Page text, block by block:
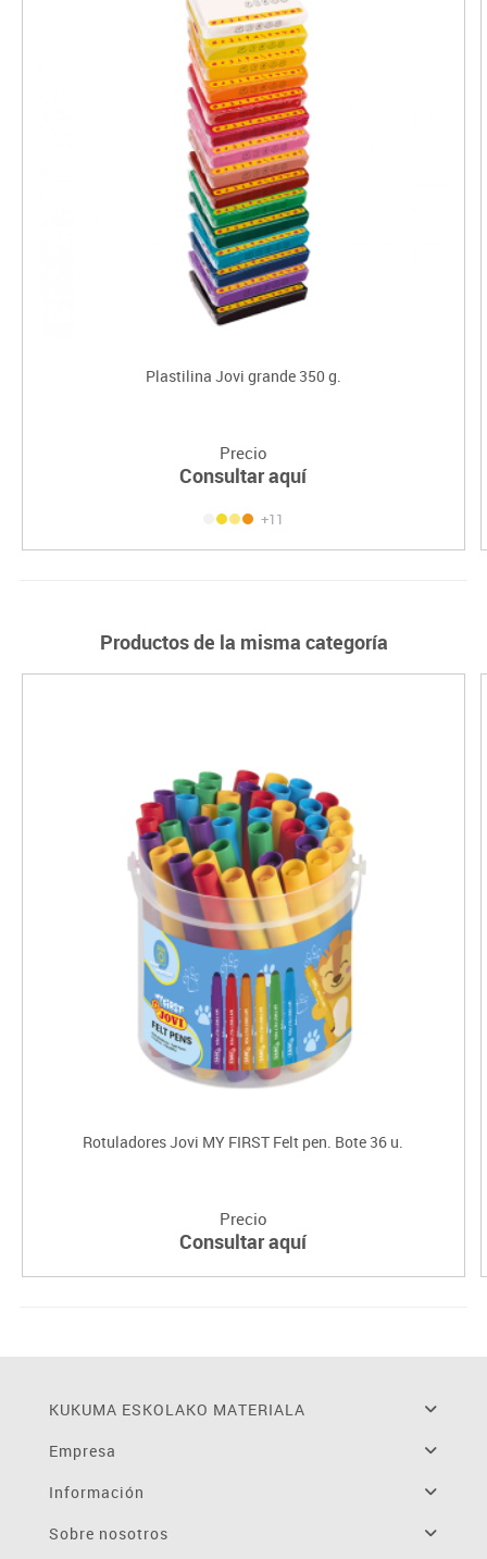
Plastilina Jovi grande 350 g.
Precio
Consultar aquí
+11
Productos de la misma categoría
Rotuladores Jovi MY FIRST Felt pen. Bote 36 u.
Precio
Consultar aquí
KUKUMA ESKOLAKO MATERIALA
Empresa
Información
Sobre nosotros